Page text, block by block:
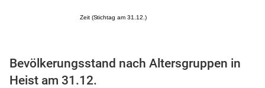
(Mikrozensus)
Zeit (Stichtag am 31.12.)
Bevölkerungsstand nach Altersgruppen in
Heist am 31.12.